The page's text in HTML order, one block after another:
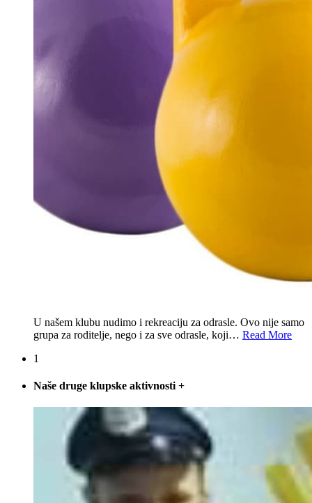
U našem klubu nudimo i rekreaciju za odrasle. Ovo nije samo
grupa za roditelje, nego i za sve odrasle, koji… Read More
1
Naše druge klupske aktivnosti +